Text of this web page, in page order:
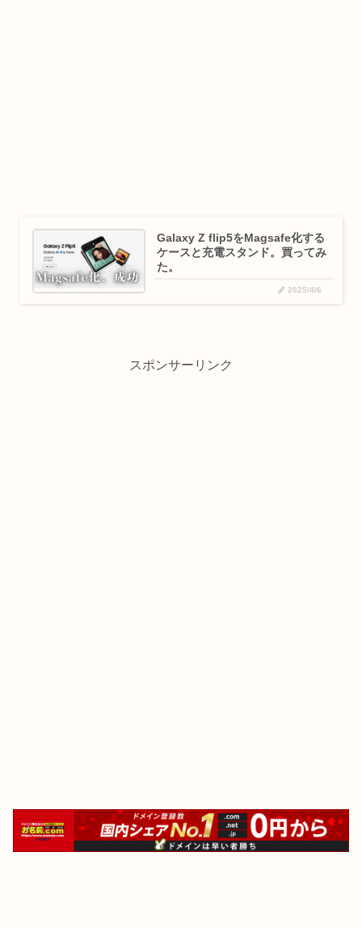
Galaxy Z flip5をMagsafe化する
ケースと充電スタンド。買ってみ
た。
2025/4/6
スポンサーリンク